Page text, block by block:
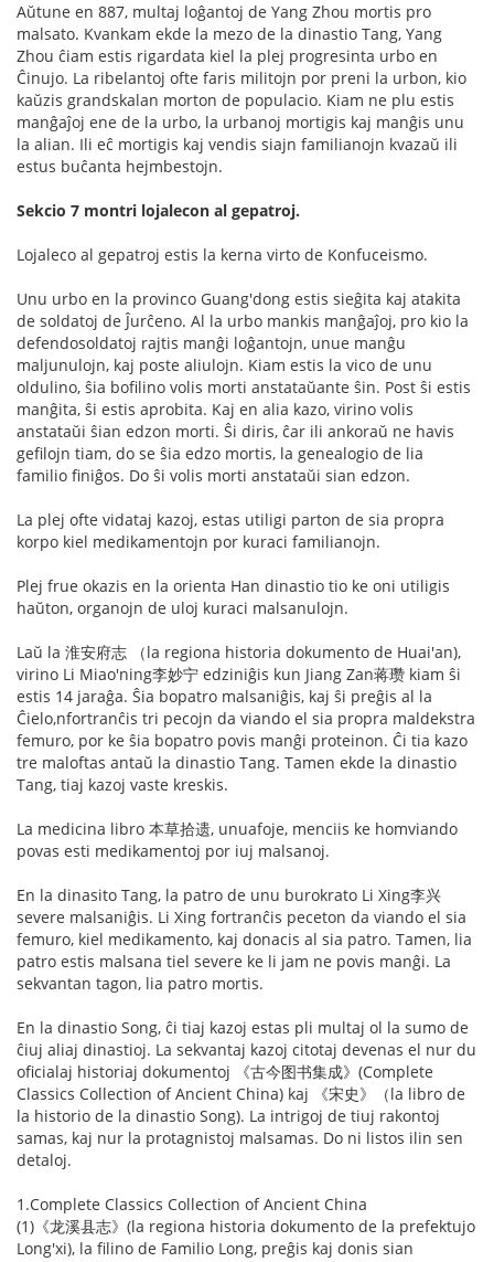
Aŭtune en 887, multaj loĝantoj de Yang Zhou mortis pro
malsato. Kvankam ekde la mezo de la dinastio Tang, Yang
Zhou ĉiam estis rigardata kiel la plej progresinta urbo en
Ĉinujo. La ribelantoj ofte faris militojn por preni la urbon, kio
kaŭzis grandskalan morton de populacio. Kiam ne plu estis
manĝaĵoj ene de la urbo, la urbanoj mortigis kaj manĝis unu
la alian. Ili eĉ mortigis kaj vendis siajn familianojn kvazaŭ ili
estus buĉanta hejmbestojn.
Sekcio 7 montri lojalecon al gepatroj.
Lojaleco al gepatroj estis la kerna virto de Konfuceismo.
Unu urbo en la provinco Guang'dong estis sieĝita kaj atakita
de soldatoj de Ĵurĉeno. Al la urbo mankis manĝaĵoj, pro kio la
defendosoldatoj rajtis manĝi loĝantojn, unue manĝu
maljunulojn, kaj poste aliulojn. Kiam estis la vico de unu
oldulino, ŝia bofilino volis morti anstataŭante ŝin. Post ŝi estis
manĝita, ŝi estis aprobita. Kaj en alia kazo, virino volis
anstataŭi ŝian edzon morti. Ŝi diris, ĉar ili ankoraŭ ne havis
gefilojn tiam, do se ŝia edzo mortis, la genealogio de lia
familio finiĝos. Do ŝi volis morti anstataŭi sian edzon.
La plej ofte vidataj kazoj, estas utiligi parton de sia propra
korpo kiel medikamentojn por kuraci familianojn.
Plej frue okazis en la orienta Han dinastio tio ke oni utiligis
haŭton, organojn de uloj kuraci malsanulojn.
Laŭ la 淮安府志 （la regiona historia dokumento de Huai'an),
virino Li Miao'ning李妙宁 edziniĝis kun Jiang Zan蒋瓒 kiam ŝi
estis 14 jaraĝa. Ŝia bopatro malsaniĝis, kaj ŝi preĝis al la
Ĉielo,nfortranĉis tri pecojn da viando el sia propra maldekstra
femuro, por ke ŝia bopatro povis manĝi proteinon. Ĉi tia kazo
tre maloftas antaŭ la dinastio Tang. Tamen ekde la dinastio
Tang, tiaj kazoj vaste kreskis.
La medicina libro 本草拾遗, unuafoje, menciis ke homviando
povas esti medikamentoj por iuj malsanoj.
En la dinasito Tang, la patro de unu burokrato Li Xing李兴
severe malsaniĝis. Li Xing fortranĉis peceton da viando el sia
femuro, kiel medikamento, kaj donacis al sia patro. Tamen, lia
patro estis malsana tiel severe ke li jam ne povis manĝi. La
sekvantan tagon, lia patro mortis.
En la dinastio Song, ĉi tiaj kazoj estas pli multaj ol la sumo de
ĉiuj aliaj dinastioj. La sekvantaj kazoj citotaj devenas el nur du
oficialaj historiaj dokumentoj 《古今图书集成》(Complete
Classics Collection of Ancient China) kaj 《宋史》（la libro de
la historio de la dinastio Song). La intrigoj de tiuj rakontoj
samas, kaj nur la protagnistoj malsamas. Do ni listos ilin sen
detaloj.
1.Complete Classics Collection of Ancient China
(1)《龙溪县志》(la regiona historia dokumento de la prefektujo
Long'xi), la filino de Familio Long, preĝis kaj donis sian